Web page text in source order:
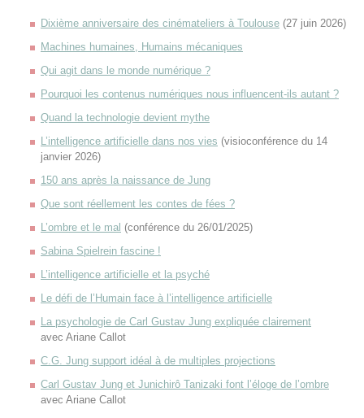
Dixième anniversaire des cinémateliers à Toulouse (27 juin 2026)
Machines humaines, Humains mécaniques
Qui agit dans le monde numérique ?
Pourquoi les contenus numériques nous influencent-ils autant ?
Quand la technologie devient mythe
L’intelligence artificielle dans nos vies (visioconférence du 14
janvier 2026)
150 ans après la naissance de Jung
Que sont réellement les contes de fées ?
L’ombre et le mal (conférence du 26/01/2025)
Sabina Spielrein fascine !
L’intelligence artificielle et la psyché
Le défi de l’Humain face à l’intelligence artificielle
La psychologie de Carl Gustav Jung expliquée clairement
avec Ariane Callot
C.G. Jung support idéal à de multiples projections
Carl Gustav Jung et Junichirô Tanizaki font l’éloge de l’ombre
avec Ariane Callot